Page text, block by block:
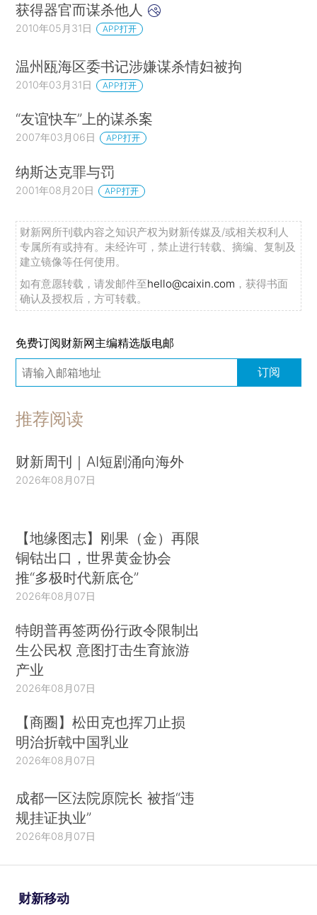
获得器官而谋杀他人
2010年05月31日 APP打开
温州瓯海区委书记涉嫌谋杀情妇被拘
2010年03月31日 APP打开
“友谊快车”上的谋杀案
2007年03月06日 APP打开
纳斯达克罪与罚
2001年08月20日 APP打开
财新网所刊载内容之知识产权为财新传媒及/或相关权利人
专属所有或持有。未经许可，禁止进行转载、摘编、复制及
建立镜像等任何使用。
如有意愿转载，请发邮件至hello@caixin.com ，获得书面
确认及授权后，方可转载。
免费订阅财新网主编精选版电邮
订阅
推荐阅读
财新周刊｜AI短剧涌向海外
2026年08月07日
【地缘图志】刚果（金）再限
铜钴出口，世界黄金协会
推“多极时代新底仓”
2026年08月07日
特朗普再签两份行政令限制出
生公民权 意图打击生育旅游
产业
2026年08月07日
【商圈】松田克也挥刀止损
明治折戟中国乳业
2026年08月07日
成都一区法院原院长 被指“违
规挂证执业”
2026年08月07日
财新移动